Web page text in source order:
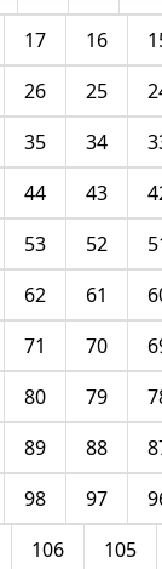
16
17
25
26
34
35
43
44
52
53
61
62
70
71
79
80
88
89
97
98
105
106